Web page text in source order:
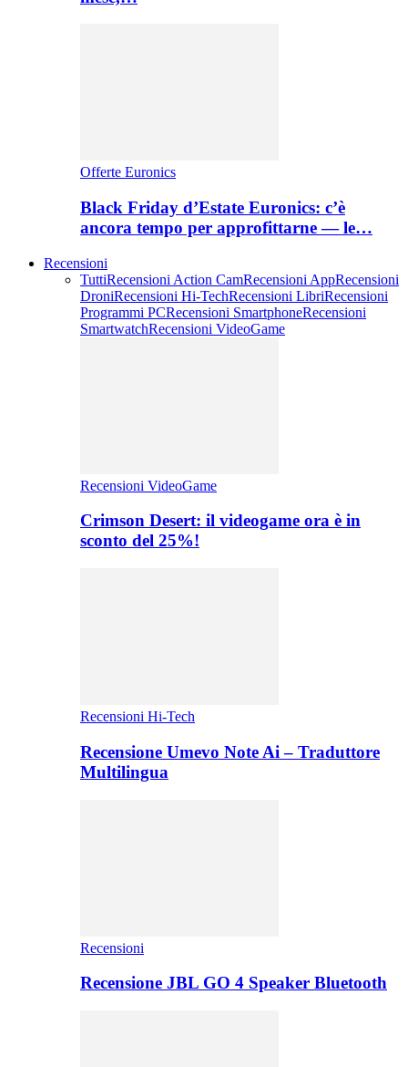
Offerte Euronics
Black Friday d’Estate Euronics: c’è
ancora tempo per approfittarne — le…
Recensioni
TuttiRecensioni Action CamRecensioni AppRecensioni
DroniRecensioni Hi-TechRecensioni LibriRecensioni
Programmi PCRecensioni SmartphoneRecensioni
SmartwatchRecensioni VideoGame
Recensioni VideoGame
Crimson Desert: il videogame ora è in
sconto del 25%!
Recensioni Hi-Tech
Recensione Umevo Note Ai – Traduttore
Multilingua
Recensioni
Recensione JBL GO 4 Speaker Bluetooth